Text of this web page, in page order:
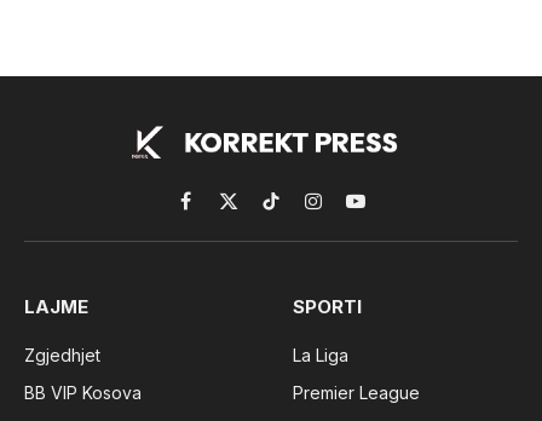
Facebook
X
(Twitter)
TikTokInstagramYouTube
LAJME
Zgjedhjet
BB VIP Kosova
SPORTI
La Liga
Premier League